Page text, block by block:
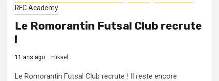
RFC Academy
Le Romorantin Futsal Club recrute
!
11 ans ago mikael
Le Romorantin Futsal Club recrute ! Il reste encore